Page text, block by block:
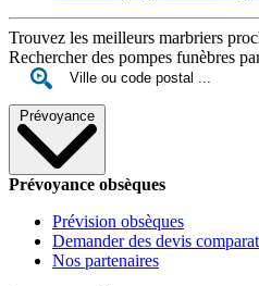
Trouvez les meilleurs marbriers
Rechercher des pompes funèbres
Prévoyance
Prévoyance obsèques
Prévision obsèques
Demander des devis
Nos partenaires